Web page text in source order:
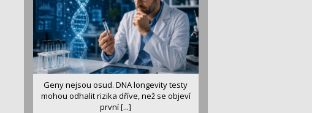
Geny nejsou osud. DNA longevity testy
mohou odhalit rizika dříve, než se objeví
první [...]